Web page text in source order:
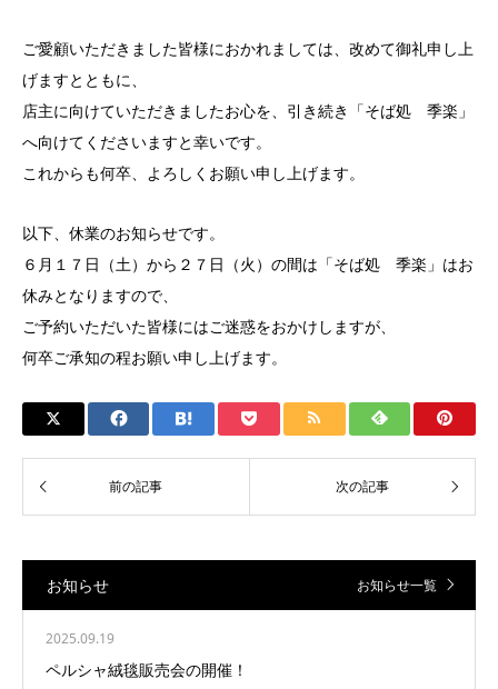
ご愛顧いただきました皆様におかれましては、改めて御礼申し上
げますとともに、
店主に向けていただきましたお心を、引き続き「そば処 季楽」
へ向けてくださいますと幸いです。
これからも何卒、よろしくお願い申し上げます。
以下、休業のお知らせです。
６月１７日（土）から２７日（火）の間は「そば処 季楽」はお
休みとなりますので、
ご予約いただいた皆様にはご迷惑をおかけしますが、
何卒ご承知の程お願い申し上げます。
お知らせ お知らせ一覧
2025.09.19
ペルシャ絨毯販売会の開催！